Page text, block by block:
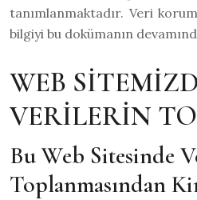
tanımlanmaktadır. Veri
bilgiyi bu dokümanın
WEB
VERİLERİN
Bu Web Sitesinde
Toplanmasından